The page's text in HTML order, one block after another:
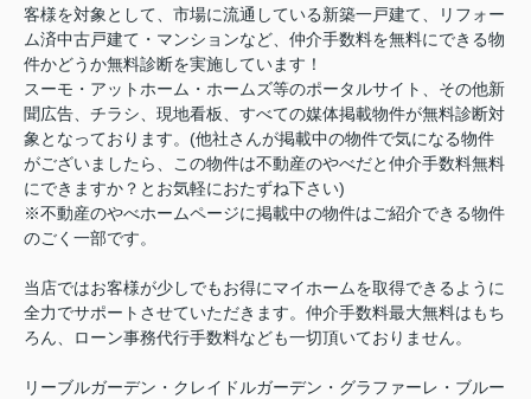
客様を対象として、市場に流通している新築一戸建て、リフォー
ム済中古戸建て・マンションなど、仲介手数料を無料にできる物
件かどうか無料診断を実施しています！
スーモ・アットホーム・ホームズ等のポータルサイト、その他新
聞広告、チラシ、現地看板、すべての媒体掲載物件が無料診断対
象となっております。(他社さんが掲載中の物件で気になる物件
がございましたら、この物件は不動産のやべだと仲介手数料無料
にできますか？とお気軽におたずね下さい)
※不動産のやべホームページに掲載中の物件はご紹介できる物件
のごく一部です。
当店ではお客様が少しでもお得にマイホームを取得できるように
全力でサポートさせていただきます。仲介手数料最大無料はもち
ろん、ローン事務代行手数料なども一切頂いておりません。
リーブルガーデン・クレイドルガーデン・グラファーレ・ブルー